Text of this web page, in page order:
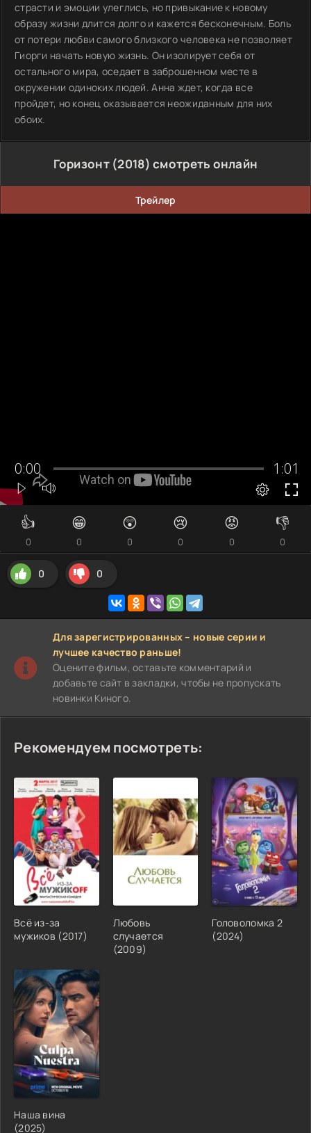
страсти и эмоции улеглись, но привыкание к новому
образу жизни длится долго и кажется бесконечным. Боль
от потери любви самого близкого человека не позволяет
Гиорги начать новую жизнь. Он изолирует себя от
остального мира, оседает в заброшенном месте в
окружении одиноких людей. Анна ждет, когда все
пройдет, но конец оказывается неожиданным для них
обоих.
Горизонт (2018) смотреть онлайн
Трейлер
👍
0
😁
0
😲
0
😢
0
😡
0
👎
0
0 0
Для зарегистрированных – новые серии и
лучшее качество раньше!
Оцените фильм, оставьте комментарий и
добавьте сайт в закладки, чтобы не пропускать
новинки Киного.
Рекомендуем посмотреть:
Всё из-за
мужиков (2017)
Любовь
случается
(2009)
Головоломка 2
(2024)
Наша вина
(2025)